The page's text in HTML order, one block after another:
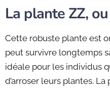
La plante ZZ,
Cette robuste plante est
peut survivre longtemps
idéale pour les individus
d’arroser leurs plantes.